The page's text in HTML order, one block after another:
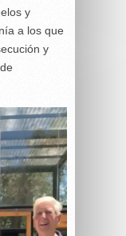
y
a los que
y